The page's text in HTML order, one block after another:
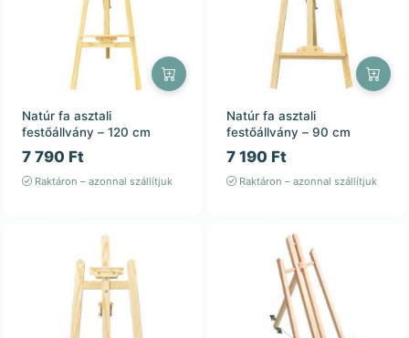
Natúr fa asztali
festőállvány – 120 cm
7 790 Ft
Raktáron – azonnal szállítjuk
Natúr fa asztali
festőállvány – 90 cm
7 190 Ft
Raktáron – azonnal szállítjuk